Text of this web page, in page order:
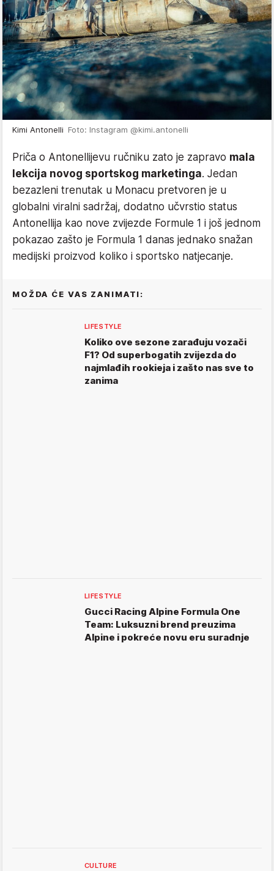
Kimi Antonelli Foto: Instagram @kimi.antonelli
Priča o Antonellijevu ručniku zato je zapravo mala
lekcija novog sportskog marketinga. Jedan
bezazleni trenutak u Monacu pretvoren je u
globalni viralni sadržaj, dodatno učvrstio status
Antonellija kao nove zvijezde Formule 1 i još jednom
pokazao zašto je Formula 1 danas jednako snažan
medijski proizvod koliko i sportsko natjecanje.
MOŽDA ĆE VAS ZANIMATI:
LIFESTYLE
Koliko ove sezone zarađuju vozači
F1? Od superbogatih zvijezda do
najmlađih rookieja i zašto nas sve to
zanima
LIFESTYLE
Gucci Racing Alpine Formula One
Team: Luksuzni brend preuzima
Alpine i pokreće novu eru suradnje
CULTURE